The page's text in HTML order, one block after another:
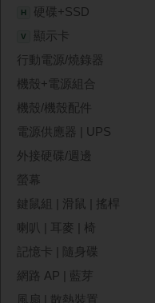
H 硬碟+SSD
V
顯示卡
行動電源/燒錄器
機殼+電源組合
機殼/機殼配件
電源供應器 | UPS
外接硬碟/週邊
螢幕
鍵鼠組 | 滑鼠 | 搖桿
喇叭 | 耳麥 | 椅
記憶卡 | 隨身碟
網路 AP | 藍芽
風扇 | 散熱裝置